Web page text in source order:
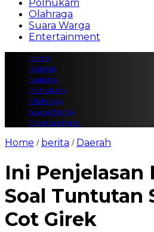
Polhukam
Olahraga
Suara Warga
Entertainment
Home
Redaksi
Nasional
Polhukam
Olahraga
Suara Warga
Entertainment
Home / berita / Daerah
Ini Penjelasan
Soal Tuntutan
Cot Girek